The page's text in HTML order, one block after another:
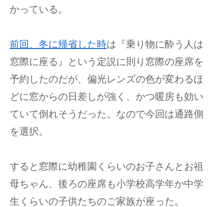
かっている。
前回、冬に帰省した時は『乗り物に酔う人は
窓際に座る』という定説に則り窓際の座席を
予約したのだが、偏光レンズの色が変わるほ
どに窓からの日差しが強く、かつ暖房も効い
ていて倒れそうだった。なので今回は通路側
を選択。
すると窓際に幼稚園くらいのお子さんとお祖
母ちゃん、後ろの座席も小学校高学年か中学
生くらいの子供たちのご家族が座った。